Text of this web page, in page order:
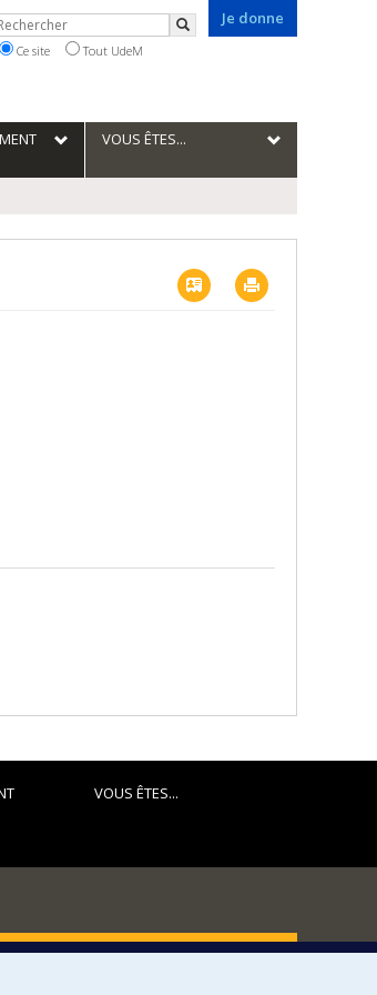
Je donne
Rechercher
Ce site Tout UdeM
VOUS ÊTES...
Vcard
VOUS ÊTES...
FACULTÉ DES ARTS ET DES SCIENCES